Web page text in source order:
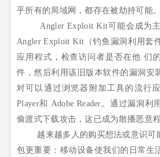
乎所有的局域网，都存在被劫持可能。
Angler Exploit Kit可能会成为
Angler Exploit Kit（钓鱼漏洞利用套
应用程式，检查访问者是否在他 们
件，然后利用该旧版本软件的漏洞安
对可以通过浏览器附加工具的流行
Player和 Adobe Reader。通过漏洞利
偷渡式下载攻击，这已成为散播恶意
越来越多人的购买想法或意识可
包更重要：移动设备使我们的日常生